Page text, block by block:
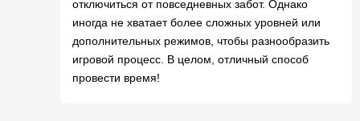
отключиться от повседневных забот. Однако
иногда не хватает более сложных уровней или
дополнительных режимов, чтобы разнообразить
игровой процесс. В целом, отличный способ
провести время!